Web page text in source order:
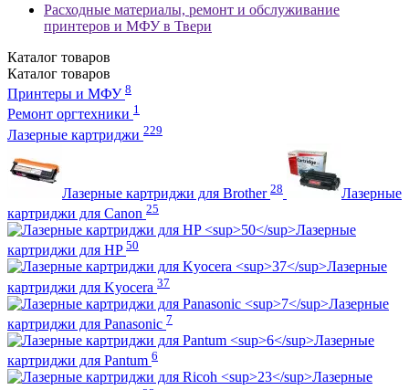
Расходные материалы, ремонт и обслуживание
принтеров и МФУ в Твери
Каталог товаров
Каталог товаров
Принтеры и МФУ 8
Ремонт оргтехники 1
Лазерные картриджи 229
Лазерные картриджи для Brother 28
Лазерные
картриджи для Canon 25
Лазерные
картриджи для HP 50
Лазерные
картриджи для Kyocera 37
Лазерные
картриджи для Panasonic 7
Лазерные
картриджи для Pantum 6
Лазерные